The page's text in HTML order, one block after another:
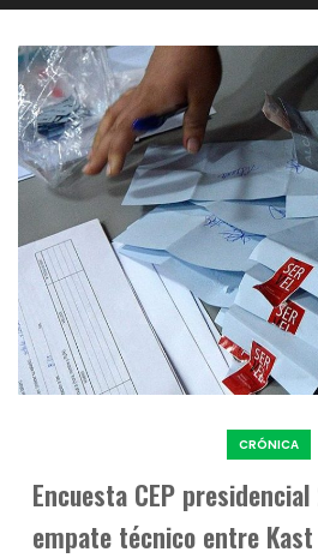
CRÓNICA
Encuesta CEP
empate técnico entre